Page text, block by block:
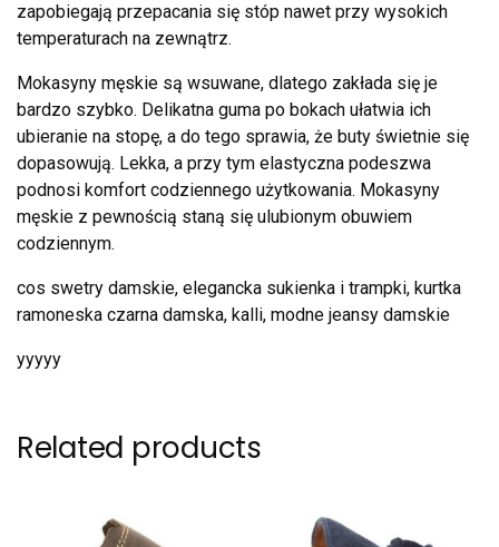
zapobiegają przepacania się stóp nawet przy wysokich
temperaturach na zewnątrz.
Mokasyny męskie są wsuwane, dlatego zakłada się je
bardzo szybko. Delikatna guma po bokach ułatwia ich
ubieranie na stopę, a do tego sprawia, że buty świetnie się
dopasowują. Lekka, a przy tym elastyczna podeszwa
podnosi komfort codziennego użytkowania. Mokasyny
męskie z pewnością staną się ulubionym obuwiem
codziennym.
cos swetry damskie, elegancka sukienka i trampki, kurtka
ramoneska czarna damska, kalli, modne jeansy damskie
yyyyy
Related products